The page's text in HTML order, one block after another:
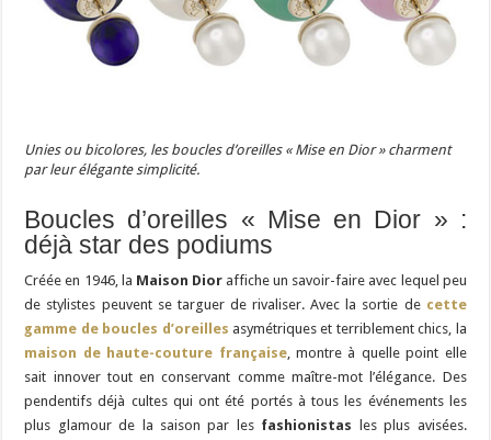
Unies ou bicolores, les boucles d’oreilles « Mise en Dior » charment
par leur élégante simplicité.
Boucles d’oreilles « Mise en Dior » :
déjà star des podiums
Créée en 1946, la Maison Dioraffiche un savoir-faire avec lequel peu
de stylistes peuvent se targuer de rivaliser. Avec la sortie de cette
gamme de boucles d’oreilles asymétriques et terriblement chics, la
maison de haute-couture française, montre à quelle point elle
sait innover tout en conservant comme maître-mot l’élégance. Des
pendentifs déjà cultes qui ont été portés à tous les événements les
plus glamour de la saison par les fashionistas les plus avisées.